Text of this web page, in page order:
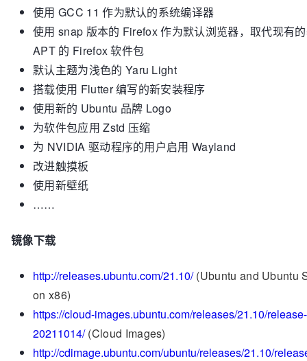
使用 GCC 11 作为默认的系统编译器
使用 snap 版本的 Firefox 作为默认浏览器，取代现有
APT 的 Firefox 软件包
默认主题为浅色的 Yaru Light
搭载使用 Flutter 编写的新安装程序
使用新的 Ubuntu 品牌 Logo
为软件包应用 Zstd 压缩
为 NVIDIA 驱动程序的用户启用 Wayland
改进触摸板
使用新壁纸
……
镜像下载
http://releases.ubuntu.com/21.10/ (Ubuntu and Ubuntu
on x86)
https://cloud-images.ubuntu.com/releases/21.10/release-
20211014/ (Cloud Images)
http://cdimage.ubuntu.com/ubuntu/releases/21.10/